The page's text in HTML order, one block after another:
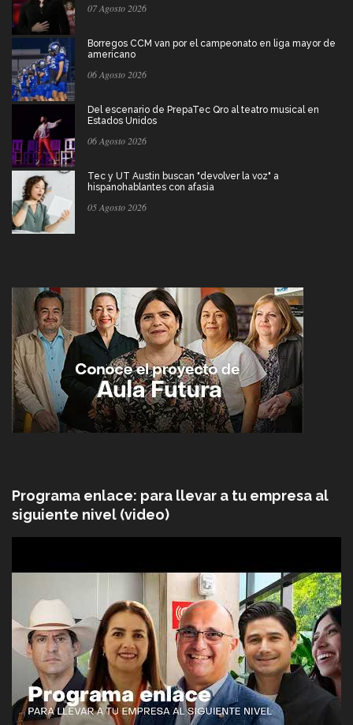
07 Agosto 2026
Borregos CCM van por el campeonato en liga mayor de
americano
06 Agosto 2026
Del escenario de PrepaTec Qro al teatro musical en
Estados Unidos
06 Agosto 2026
Tec y UT Austin buscan "devolver la voz" a
hispanohablantes con afasia
05 Agosto 2026
Programa enlace: para llevar a tu empresa al
siguiente nivel (video)